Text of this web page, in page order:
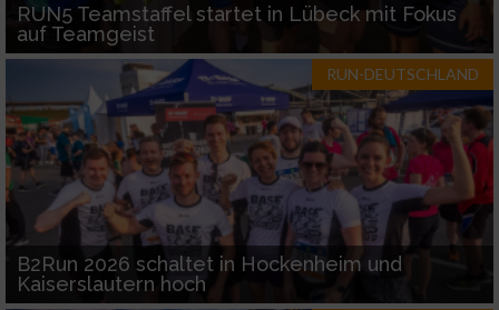
RUN5 Teamstaffel startet in Lübeck mit Fokus
auf Teamgeist
RUN-DEUTSCHLAND
B2Run 2026 schaltet in Hockenheim und
Kaiserslautern hoch